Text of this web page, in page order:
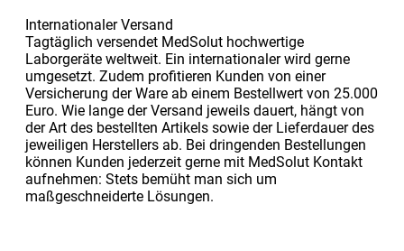
Internationaler Versand
Tagtäglich versendet MedSolut hochwertige
Laborgeräte weltweit. Ein internationaler wird gerne
umgesetzt. Zudem profitieren Kunden von einer
Versicherung der Ware ab einem Bestellwert von 25.000
Euro. Wie lange der Versand jeweils dauert, hängt von
der Art des bestellten Artikels sowie der Lieferdauer des
jeweiligen Herstellers ab. Bei dringenden Bestellungen
können Kunden jederzeit gerne mit MedSolut Kontakt
aufnehmen: Stets bemüht man sich um
maßgeschneiderte Lösungen.